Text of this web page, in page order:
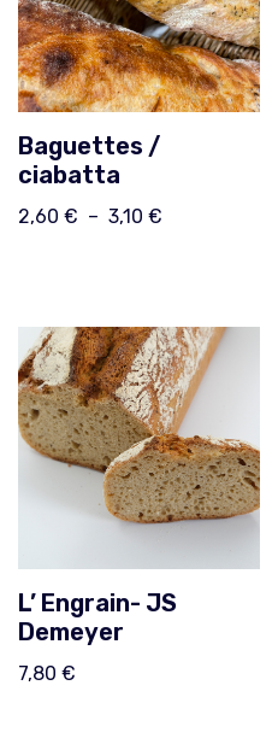
Baguettes /
ciabatta
2,60 € – 3,10 €
L’ Engrain- JS
Demeyer
7,80 €